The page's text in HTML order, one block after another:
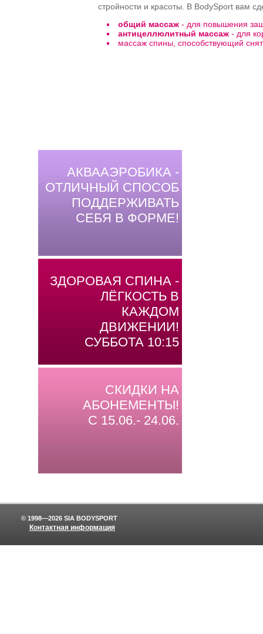
стройности и красоты. В BodySport вам
общий массаж - для повышения
антицеллюлитный массаж - для
массаж спины, способствующий
АКВААЭРОБИКА -
ОТЛИЧНЫЙ СПОСОБ
ПОДДЕРЖИВАТЬ
СЕБЯ В ФОРМЕ!
ЗДОРОВАЯ СПИНА -
ЛЁГКОСТЬ В
КАЖДОМ
ДВИЖЕНИИ!
СУББОТА 10:15
СКИДКИ НА
АБОНЕМЕНТЫ!
С 15.06.- 24.06.
Контактная информация
© 1998—2026 SIA BODYSPORT